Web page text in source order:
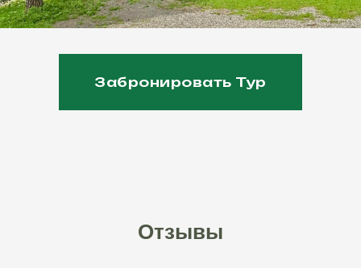
Забронировать Тур
Отзывы